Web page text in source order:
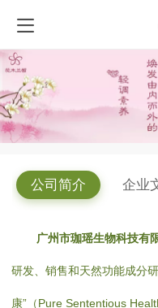
公司简介 企业
广州市珈瑶生物科技有
研发、销售和天然功能成分
康”（Pure Sententious